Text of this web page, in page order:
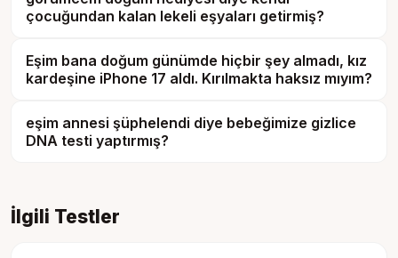
çocuğundan kalan lekeli eşyaları getirmiş?
Eşim bana doğum günümde hiçbir şey almadı, kız
kardeşine iPhone 17 aldı. Kırılmakta haksız mıyım?
eşim annesi şüphelendi diye bebeğimize gizlice
DNA testi yaptırmış?
İlgili Testler